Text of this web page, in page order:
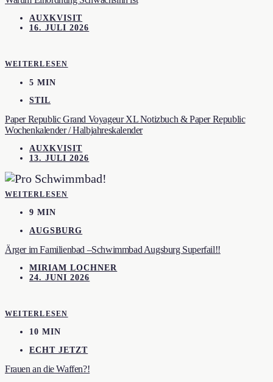
AUXKVISIT
16. JULI 2026
WEITERLESEN
5 MIN
STIL
Paper Republic Grand Voyageur XL Notizbuch & Paper Republic
Wochenkalender / Halbjahreskalender
AUXKVISIT
13. JULI 2026
WEITERLESEN
9 MIN
AUGSBURG
Ärger im Familienbad –Schwimmbad Augsburg Superfail!!
MIRIAM LOCHNER
24. JUNI 2026
WEITERLESEN
10 MIN
ECHT JETZT
Frauen an die Waffen?!